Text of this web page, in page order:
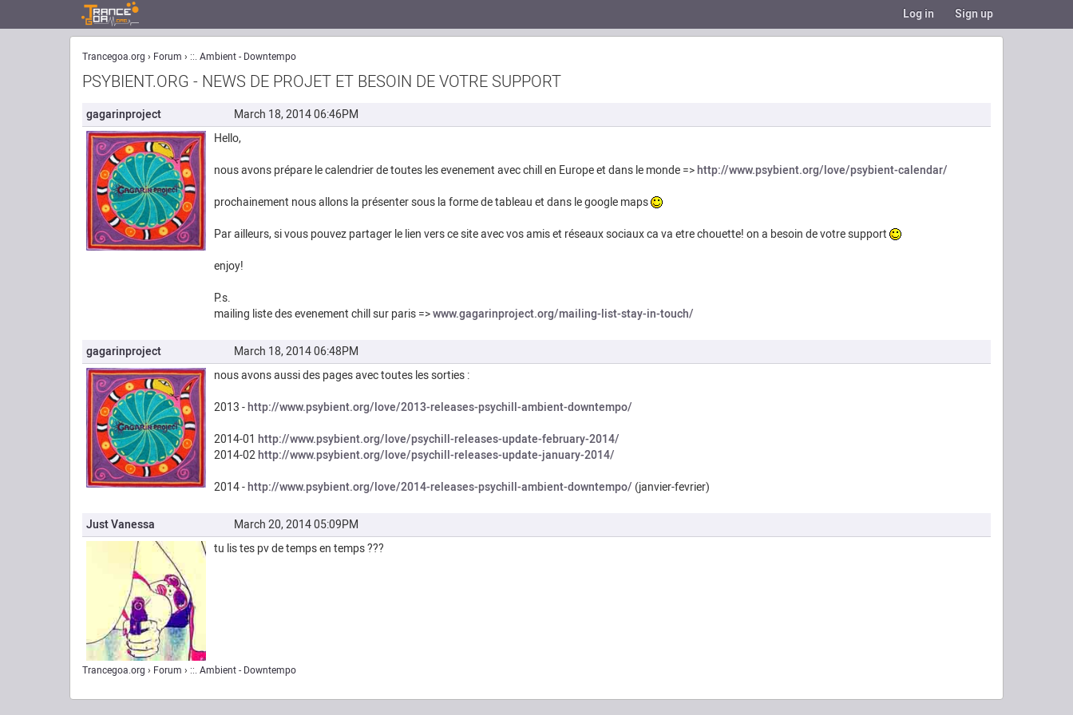
Log in Sign up
Trancegoa.org Forum ::. Ambient - Downtempo
PSYBIENT.ORG - NEWS DE PROJET ET BESOIN DE VOTRE SUPPORT
gagarinproject
March 18, 2014 06:46PM
Hello,
nous avons prépare le calendrier de toutes les evenement avec chill en Europe et dans le monde =>http://www.psybient.org/love/psybient-calendar/
prochainement nous allons la présenter sous la forme de tableau et dans le google maps
Par ailleurs, si vous pouvez partager le lien vers ce site avec vos amis et réseaux sociaux ca va etre chouette! on a besoin de votre support
enjoy!
P.s.
mailing liste des evenement chill sur paris =>www.gagarinproject.org/mailing-list-stay-in-touch/
gagarinproject
March 18, 2014 06:48PM
nous avons aussi des pages avec toutes les sorties :
2013 -http://www.psybient.org/love/2013-releases-psychill-ambient-downtempo/
2014-01 http://www.psybient.org/love/psychill-releases-update-february-2014/
2014-02http://www.psybient.org/love/psychill-releases-update-january-2014/
2014 -http://www.psybient.org/love/2014-releases-psychill-ambient-downtempo/ (janvier-fevrier)
Just Vanessa
March 20, 2014 05:09PM
tu lis tes pv de temps en temps ???
Trancegoa.org Forum ::. Ambient - Downtempo